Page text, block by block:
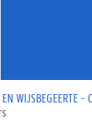
gaan
WIJSBEGEERTE -